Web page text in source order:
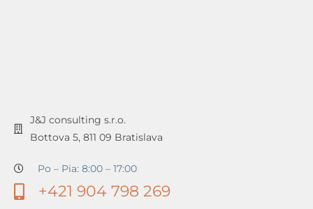
J&J consulting s.r.o.
Bottova 5, 811 09 Bratislava
Po – Pia: 8:00 – 17:00
+421 904 798 269